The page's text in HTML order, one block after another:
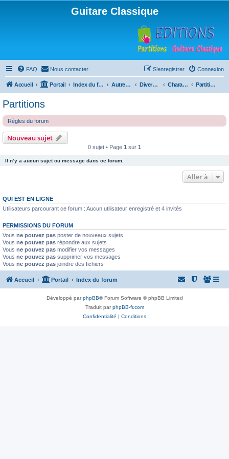
Guitare Classique
FAQ Nous contacter Connexion
S’enregistrer
Accueil Portail Index du forum Autres instruments à cordes pincées, ou styles Divers instruments Charango Partitions
Partitions
Règles du forum
Nouveau sujet
0 sujet • Page 1 sur 1
Il n’y a aucun sujet ou message dans ce forum.
Aller à
QUI EST EN LIGNE
Utilisateurs parcourant ce forum : Aucun utilisateur enregistré et 4 invités
PERMISSIONS DU FORUM
Vous ne pouvez pas poster de nouveaux sujets
Vous ne pouvez pas répondre aux sujets
Vous ne pouvez pas modifier vos messages
Vous ne pouvez pas supprimer vos messages
Vous ne pouvez pas joindre des fichiers
Accueil Portail Index du forum
Développé parphpBB® Forum Software © phpBB Limited
Traduit parphpBB-fr.com
Confidentialité | Conditions